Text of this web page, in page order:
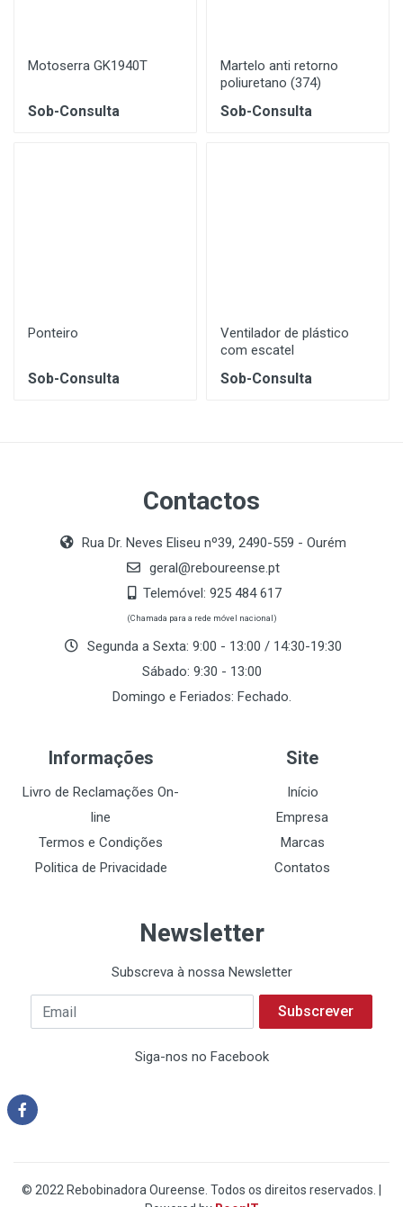
Motoserra GK1940T
Sob-Consulta
Martelo anti retorno
poliuretano (374)
Sob-Consulta
Ponteiro
Sob-Consulta
Ventilador de plástico
com escatel
Sob-Consulta
Contactos
Rua Dr. Neves Eliseu nº39, 2490-559 - Ourém
geral@reboureense.pt
Telemóvel: 925 484 617
(Chamada para a rede móvel nacional)
Segunda a Sexta: 9:00 - 13:00 / 14:30-19:30
Sábado: 9:30 - 13:00
Domingo e Feriados: Fechado.
Informações
Livro de Reclamações On-
line
Termos e Condições
Politica de Privacidade
Site
Início
Empresa
Marcas
Contatos
Newsletter
Subscreva à nossa Newsletter
Subscrever
Siga-nos no Facebook
© 2022 Rebobinadora Oureense. Todos os direitos reservados. |